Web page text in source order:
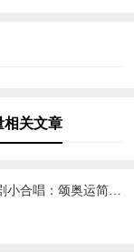
相关文章
合唱：颂奥运简谱,展现奥运颂歌情